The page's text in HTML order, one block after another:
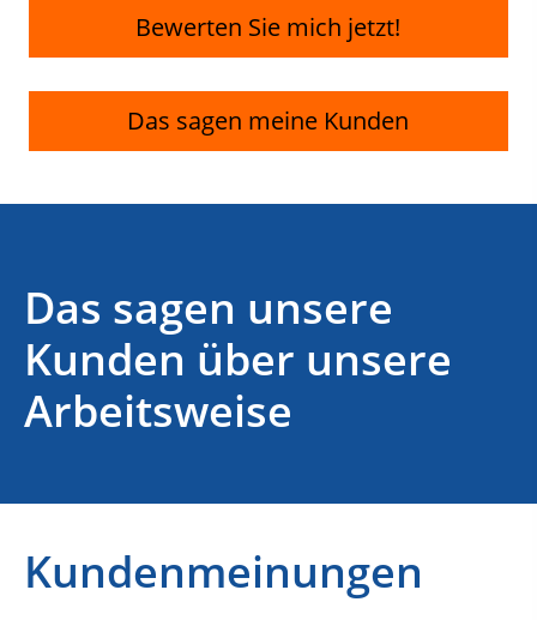
Bewerten Sie mich jetzt!
Das sagen meine Kunden
Das sagen unsere
Kunden über unsere
Arbeitsweise
Kundenmeinungen